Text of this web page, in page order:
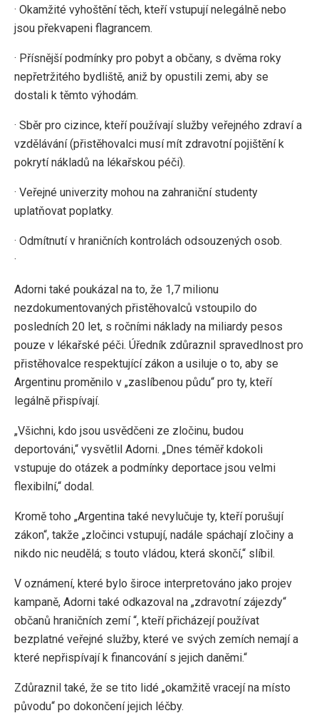
· Okamžité vyhoštění těch, kteří vstupují nelegálně nebo
jsou překvapeni flagrancem.
· Přísnější podmínky pro pobyt a občany, s dvěma roky
nepřetržitého bydliště, aniž by opustili zemi, aby se
dostali k těmto výhodám.
· Sběr pro cizince, kteří používají služby veřejného zdraví a
vzdělávání (přistěhovalci musí mít zdravotní pojištění k
pokrytí nákladů na lékařskou péči).
· Veřejné univerzity mohou na zahraniční studenty
uplatňovat poplatky.
· Odmítnutí v hraničních kontrolách odsouzených osob.
·
Adorni také poukázal na to, že 1,7 milionu
nezdokumentovaných přistěhovalců vstoupilo do
posledních 20 let, s ročními náklady na miliardy pesos
pouze v lékařské péči. Úředník zdůraznil spravedlnost pro
přistěhovalce respektující zákon a usiluje o to, aby se
Argentinu proměnilo v „zaslíbenou půdu“ pro ty, kteří
legálně přispívají.
„Všichni, kdo jsou usvědčeni ze zločinu, budou
deportováni,“ vysvětlil Adorni. „Dnes téměř kdokoli
vstupuje do otázek a podmínky deportace jsou velmi
flexibilní,“ dodal.
Kromě toho „Argentina také nevylučuje ty, kteří porušují
zákon“, takže „zločinci vstupují, nadále spáchají zločiny a
nikdo nic neudělá; s touto vládou, která skončí,“ slíbil.
V oznámení, které bylo široce interpretováno jako projev
kampaně, Adorni také odkazoval na „zdravotní zájezdy“
občanů hraničních zemí “, kteří přicházejí používat
bezplatné veřejné služby, které ve svých zemích nemají a
které nepřispívají k financování s jejich daněmi.“
Zdůraznil také, že se tito lidé „okamžitě vracejí na místo
původu“ po dokončení jejich léčby.